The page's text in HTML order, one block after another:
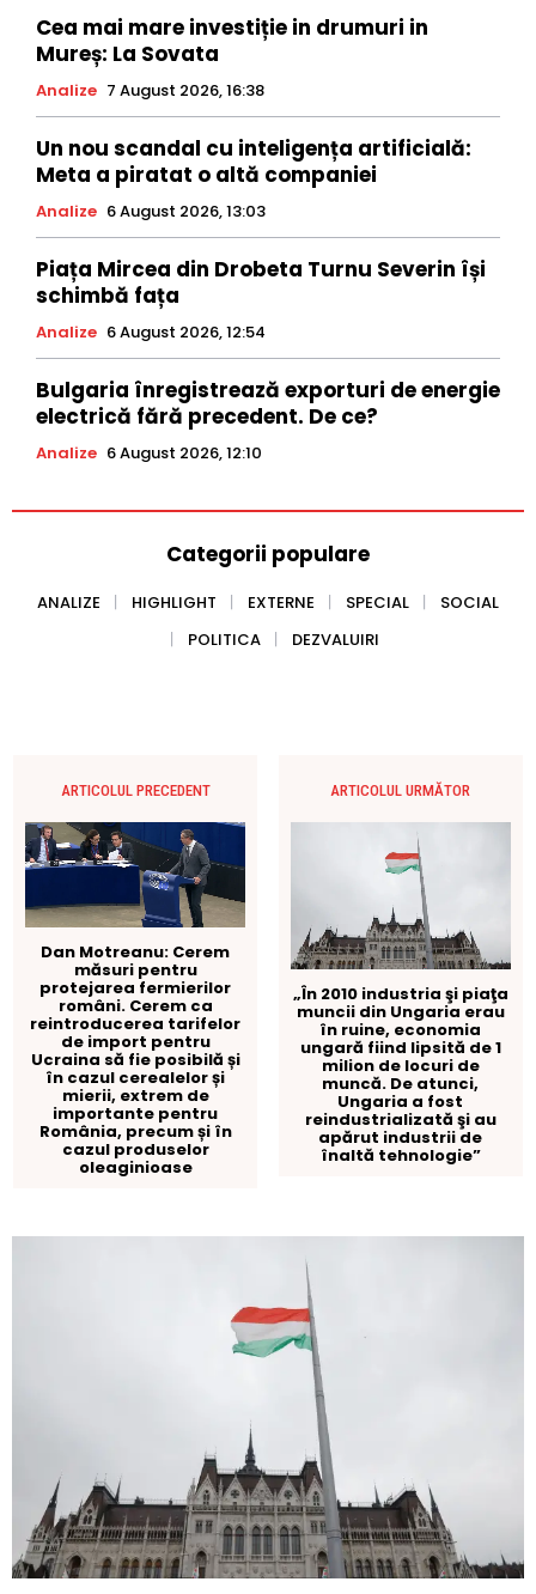
Cea mai mare investiție in drumuri in
Mureș: La Sovata
Analize 7 August 2026, 16:38
Un nou scandal cu inteligența artificială:
Meta a piratat o altă companiei
Analize 6 August 2026, 13:03
Piața Mircea din Drobeta Turnu Severin își
schimbă fața
Analize 6 August 2026, 12:54
Bulgaria înregistrează exporturi de energie
electrică fără precedent. De ce?
Analize 6 August 2026, 12:10
Categorii populare
ANALIZE HIGHLIGHT EXTERNE SPECIAL
SOCIAL
POLITICA
DEZVALUIRI
ARTICOLUL PRECEDENT
Dan Motreanu: Cerem
măsuri pentru
protejarea fermierilor
români. Cerem ca
reintroducerea tarifelor
de import pentru
Ucraina să fie posibilă și
în cazul cerealelor și
mierii, extrem de
importante pentru
România, precum și în
cazul produselor
oleaginioase
ARTICOLUL URMĂTOR
„În 2010 industria şi piaţa
muncii din Ungaria erau
în ruine, economia
ungară fiind lipsită de 1
milion de locuri de
muncă. De atunci,
Ungaria a fost
reindustrializată şi au
apărut industrii de
înaltă tehnologie”